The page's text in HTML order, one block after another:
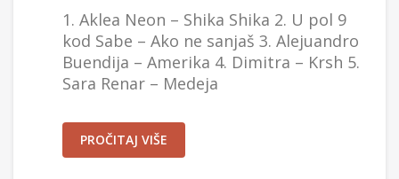
1. Aklea Neon – Shika Shika 2. U pol 9
kod Sabe – Ako ne sanjaš 3. Alejuandro
Buendija – Amerika 4. Dimitra – Krsh 5.
Sara Renar – Medeja
PROČITAJ VIŠE